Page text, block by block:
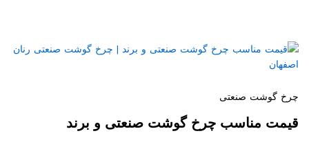
چرخ گوشت صنعتی
قیمت مناسب چرخ گوشت صنعتی و برند